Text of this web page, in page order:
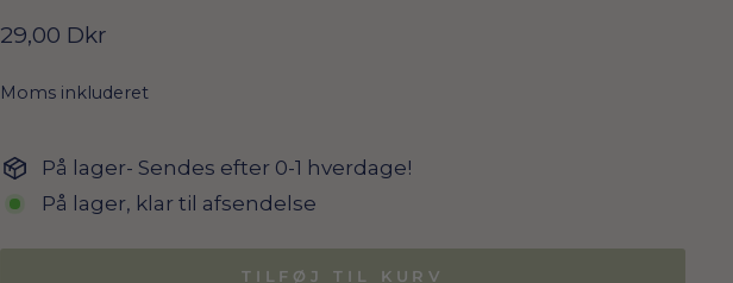
Normal
29,00 Dkr
Moms inkluderet
På lager- Sendes efter 0-1 hverdage!
På lager, klar til afsendelse
TILFØJ TIL KURV